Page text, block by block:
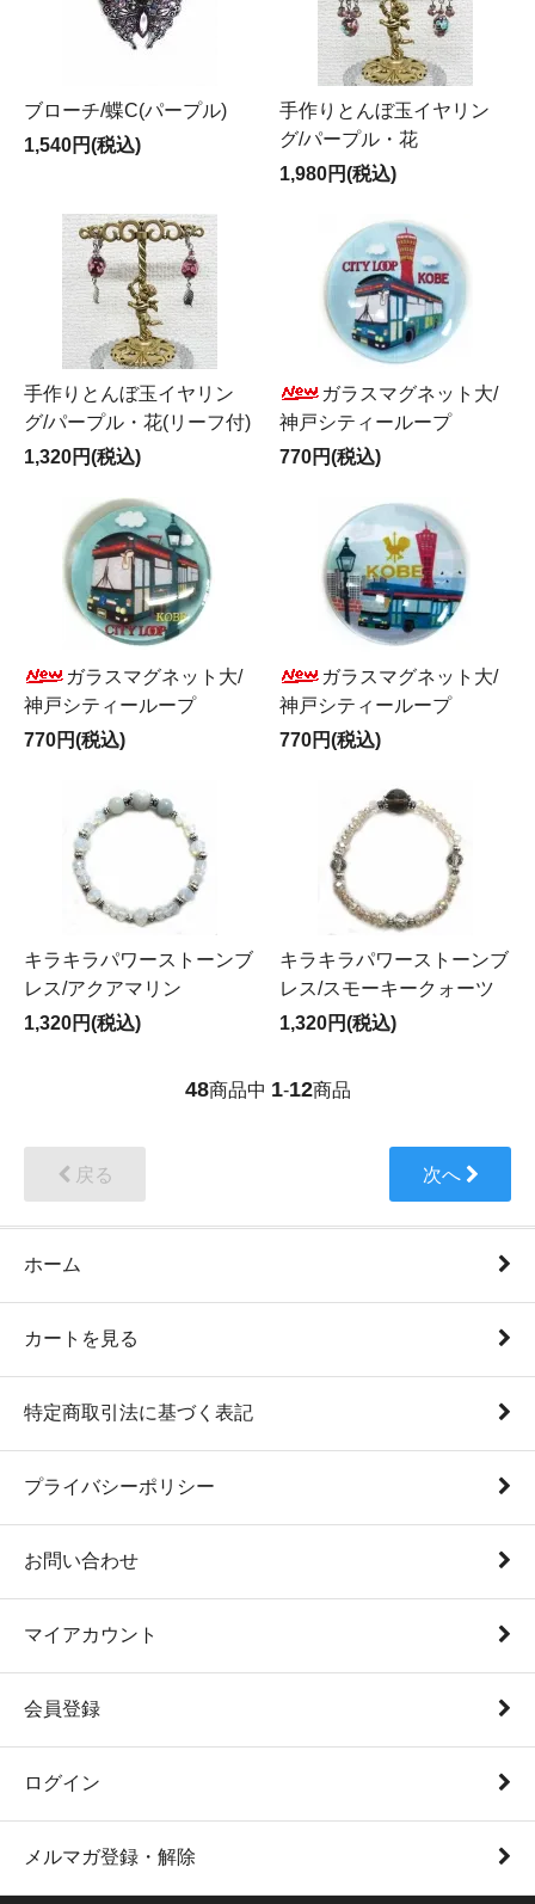
ブローチ/蝶C(パープル)
1,540円(税込)
手作りとんぼ玉イヤリン
グ/パープル・花
1,980円(税込)
手作りとんぼ玉イヤリン
グ/パープル・花(リーフ付)
1,320円(税込)
ガラスマグネット大/
神戸シティーループ
770円(税込)
ガラスマグネット大/
神戸シティーループ
770円(税込)
ガラスマグネット大/
神戸シティーループ
770円(税込)
キラキラパワーストーンブ
レス/アクアマリン
1,320円(税込)
キラキラパワーストーンブ
レス/スモーキークォーツ
1,320円(税込)
48商品中 1-12商品
戻る 次へ
ホーム
カートを見る
特定商取引法に基づく表記
プライバシーポリシー
お問い合わせ
マイアカウント
会員登録
ログイン
メルマガ登録・解除